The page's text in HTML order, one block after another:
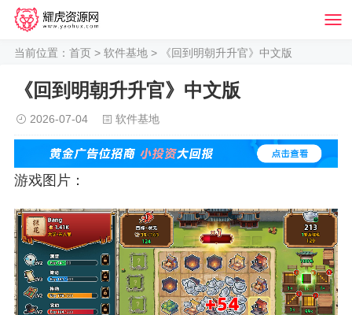
当前位置： 首页 > 软件基地 > 《回到明朝升升官》中文版
《回到明朝升升官》中文版
2026-07-04 软件基地
游戏图片：